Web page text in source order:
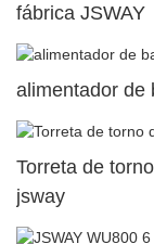
fábrica JSWAY
alimentador de
Torreta de
jsway